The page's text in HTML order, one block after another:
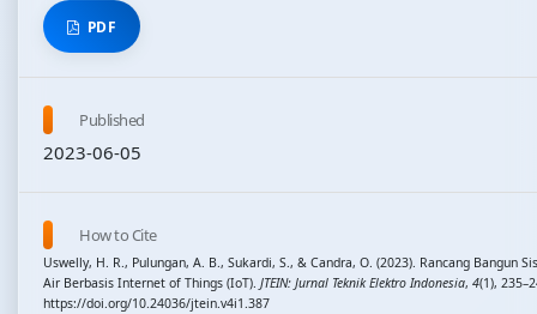
PDF
Published
2023-06-05
How to Cite
Uswelly, H. R., Pulungan, A. B., Sukardi, S., & Candra, O. (2023). Rancang Bangun
Air Berbasis Internet of Things (IoT). JTEIN: Jurnal Teknik Elektro Indonesia, 4(1),
https://doi.org/10.24036/jtein.v4i1.387